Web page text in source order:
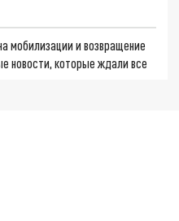
мобилизации и возвращение
новости, которые ждали все